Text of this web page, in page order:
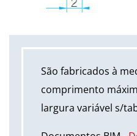
São fabricados à
comprimento
largura variável s/